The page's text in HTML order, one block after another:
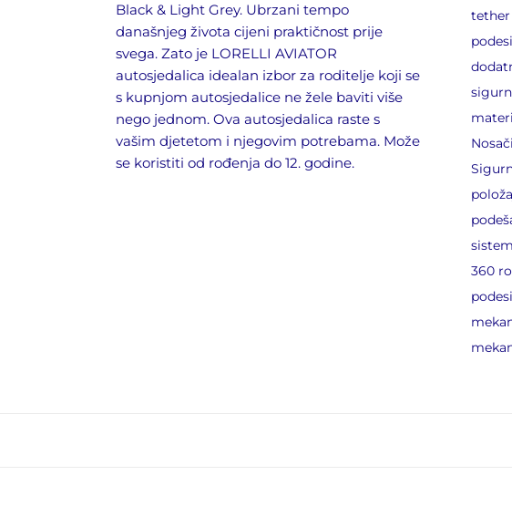
Black & Light Grey. Ubrzani tempo
današnjeg života cijeni praktičnost prije
svega. Zato je LORELLI AVIATOR
autosjedalica idealan izbor za roditelje koji se
s kupnjom autosjedalice ne žele baviti više
nego jednom. Ova autosjedalica raste s
vašim djetetom i njegovim potrebama. Može
se koristiti od rođenja do 12. godine.
tether
360